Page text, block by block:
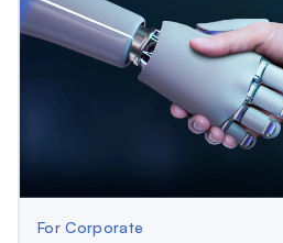
For Corporate